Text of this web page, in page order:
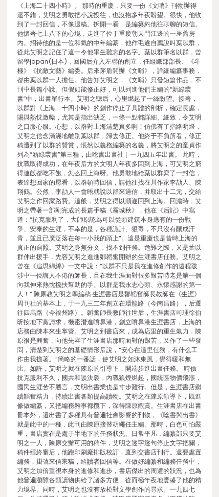
《上海二十四小時》。 那時的重慶，只要一份《文哨》刊物辦得
還不錯，艾明之勇敢把小說投往，也沒抱多年夜盼望。很快，他收
到了一封回信，不像退稿。拆開一看，是編纂約他往聊聊的短信。
他懷著七上八下的心境，走進了位于重慶朝天門江邊的一座舊房
內。招待他的是一位和氣的中年編纂，他作毛遂自薦說叫葉以群，
從此艾明之記住了這一令他畢生難忘的名字。葉以群筆名以群，曾
留學japan(日本)，回國后介入左聯的創立，任組織部部長、《斗
極》《抗敵文藝》編委。后來茅盾開辦《文哨》，詳細編纂事務，
都由葉以群一人擔任。他告知艾明之，《文哨》只發短篇作品，不
刊中長篇小說。但假如能修正好，可以列進他們主編的“新綠叢
書”中，出書單行本。艾明之聽后，心里燃起了一絲盼望。接著，
以群對《上海二十四小時》的創作停止了具體的剖析，確定長處，
賜與熱忱激勵，尤其是指出缺乏，一條一點都詳細、細致，令艾明
之口服心服。心想，以群對上海清楚真多啊！仿佛有了指路明燈，
艾明之信念滿滿地離別葉以群，歸去修正。他終于不負所看，修正
稿遭到了以群的贊賞，悵然以義務編纂的名義，將艾明之的童貞作
列為“新綠叢書”第三種，由唸書出書社于一九四五年出書。 此時，
抗戰取得成功，在年夜后方的文明人年夜多回到上海，可艾明之窮
得連飯都吃不飽，怎么回上海呀。他勇敢地給葉以群寫了一封信，
表達想回家的愿看，以群頓時回信，請他往找在川作家李劼人、陳
翔鶴。公然，李劼人一會晤就說以群來過信，并取出十二元，交給
艾明之作回家路費。這般，艾明之得以順遂回到上海。回滬時，艾
明之帶著一部剛完成的長篇手稿《霧城秋》，他在《后記》中寫
道：“抗克服利了，大師原認為可以從頭建筑本身應有的一份戰
爭、安泰的生涯，不幸的是，各種詭計、狠毒，不只沒有釀成汗
青，並且已廣泛落在每一小我的頭上”。這是重慶也是昔時上海的
真正的寫照。艾明之身無分文，找不到任務。危難之際，又是葉以
群伸出援手，先容艾明之進進鄒韜奮開辦的生涯書店任務。艾明之
曾在《追思綿綿》一文中說：“以群不只是我在進修創作的遠程跋
涉中一位誨人不倦的師長，且在我生涯面對很多艱苦時老是第一個
向我伸來熱忱攙扶幫助的手。以群是我永志心頭、永懷感謝的第一
人！” 陳原教艾明之學編稿 生涯書店是鄒韜奮師長教師在《生涯》
周刊社的基本上，于一九三二年創立在環龍路（今南昌路），后遷
往四馬路（今福州路）。韜奮師長教師往世后，生涯書店司理徐伯
昕按地下黨請求，機密潛進噴鼻港，創立噴鼻港生涯書店，上海的
店務由陳本來生掌管。艾明之到書店來，成為店里的重生氣力，陳
原很是興奮，向他先容了生涯書店那時面對的艱苦，又作了一些發
問，清楚到艾明之的基礎情形后說，“安心在這里任務，有什么工
作由我擔著。”簡略的一番話，使艾明之如沐東風，覺得暖和無
比。如許，艾明之就在陳原的引導下，開端步進出書任務。 時價
抗克服利不久，國共和談決裂，內戰狼煙燃起，國統區物價飛漲，
國民生涯苦不勝言，文明出書業也是寸步難行。但是，生涯書店繼
續韜奮精力，持續出書各類提高讀物。艾明之在陳原領導下，既進
修做編纂，又把編務雜事都攬下，深得陳原觀賞。生涯書店在出書
冊本外，還出書了多種具有普遍社會影響的刊物，《唸書與出書》
就是此中的一種，此刊由陳原接替胡繩任主編。那時，白色可怕嚴
重，書店實在是處于半地下的任務狀況。日常平凡，編纂部只要艾
明之一人，陳原交辦可用的稿件，艾明之逐字逐句停止文字把關，
稿件經終審后，他跑印刷廠排版校訂，直到交書店刊行。還要處置
編務，掛號來信來稿，給讀者回信等。在做好編纂和編務任務中，
艾明之加倍重視本身的進修和進步，書店傑出的周遭的狀況，也為
他普遍瀏覽各類讀物供給了諸多方便，從而極年夜地豐盛了他的精
力境界。同時，艾明之也沒有放松對文學創作的尋求。一九四七